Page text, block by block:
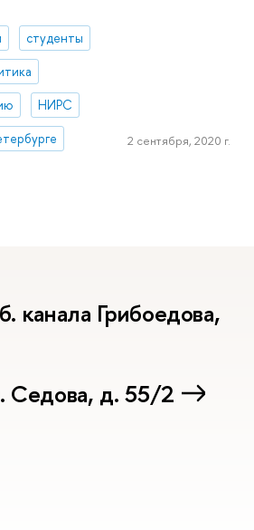
студенты
НИРС
2 сентября, 2020 г.
канала Грибоедова,
Седова, д. 55/2